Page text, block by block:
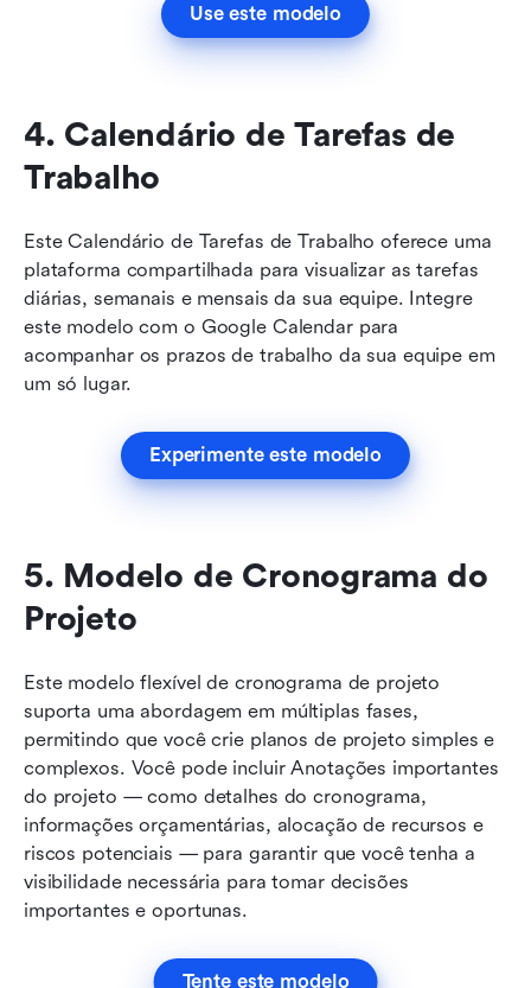
Use este modelo
4. Calendário de Tarefas de
Trabalho
Este Calendário de Tarefas de Trabalho oferece uma
plataforma compartilhada para visualizar as tarefas
diárias, semanais e mensais da sua equipe. Integre
este modelo com o Google Calendar para
acompanhar os prazos de trabalho da sua equipe em
um só lugar.
Experimente este modelo
5. Modelo de Cronograma do
Projeto
Este modelo flexível de cronograma de projeto
suporta uma abordagem em múltiplas fases,
permitindo que você crie planos de projeto simples e
complexos. Você pode incluir Anotações importantes
do projeto — como detalhes do cronograma,
informações orçamentárias, alocação de recursos e
riscos potenciais — para garantir que você tenha a
visibilidade necessária para tomar decisões
importantes e oportunas.
Tente este modelo